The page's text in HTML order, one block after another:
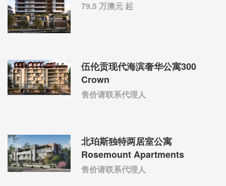
79.5 万澳元 起
伍伦贡现代海滨奢华公寓300
Crown
售价请联系代理人
北珀斯独特两居室公寓
Rosemount Apartments
售价请联系代理人